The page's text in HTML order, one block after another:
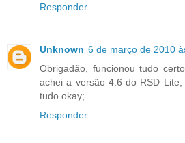
Responder
Unknown 6 de março de 2010
Obrigadão, funcionou tudo
achei a versão 4.6 do RSD
tudo okay;
Responder